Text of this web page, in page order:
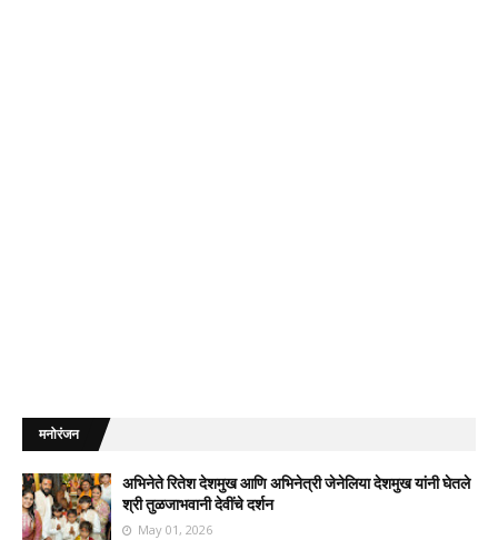
मनोरंजन
अभिनेते रितेश देशमुख आणि अभिनेत्री जेनेलिया देशमुख यांनी घेतले
श्री तुळजाभवानी देवींचे दर्शन
May 01, 2026